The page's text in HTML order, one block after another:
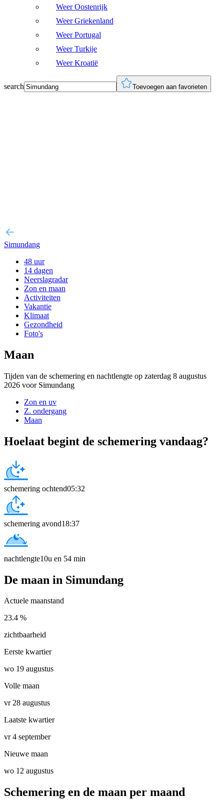
Weer Oostenrijk
Weer Griekenland
Weer Portugal
Weer Turkije
Weer Kroatië
search Toevoegen aan favorieten
Simundang
48 uur
14 dagen
Neerslagradar
Zon en maan
Activiteiten
Vakantie
Klimaat
Gezondheid
Foto's
Maan
Tijden van de schemering en nachtlengte op zaterdag 8 augustus
2026 voor Simundang
Zon en uv
Z. ondergang
Maan
Hoelaat begint de schemering vandaag?
schemering ochtend05:32
schemering avond18:37
nachtlengte10u en 54 min
De maan in Simundang
Actuele maanstand
23.4 %
zichtbaarheid
Eerste kwartier
wo 19 augustus
Volle maan
vr 28 augustus
Laatste kwartier
vr 4 september
Nieuwe maan
wo 12 augustus
Schemering en de maan per maand